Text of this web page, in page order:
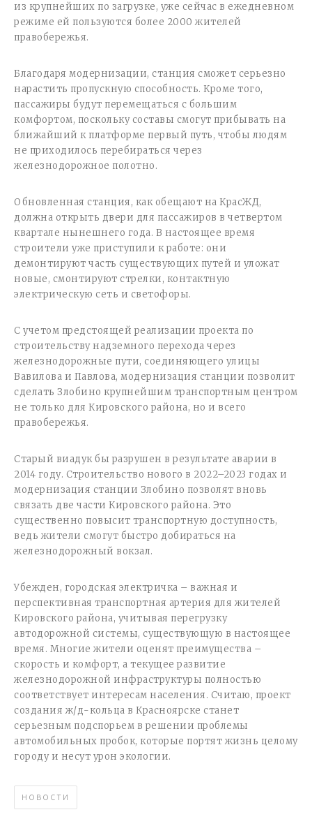
из крупнейших по загрузке, уже сейчас в ежедневном
режиме ей пользуются более 2000 жителей
правобережья.
Благодаря модернизации, станция сможет серьезно
нарастить пропускную способность. Кроме того,
пассажиры будут перемещаться с большим
комфортом, поскольку составы смогут прибывать на
ближайший к платформе первый путь, чтобы людям
не приходилось перебираться через
железнодорожное полотно.
Обновленная станция, как обещают на КрасЖД,
должна открыть двери для пассажиров в четвертом
квартале нынешнего года. В настоящее время
строители уже приступили к работе: они
демонтируют часть существующих путей и уложат
новые, смонтируют стрелки, контактную
электрическую сеть и светофоры.
С учетом предстоящей реализации проекта по
строительству надземного перехода через
железнодорожные пути, соединяющего улицы
Вавилова и Павлова, модернизация станции позволит
сделать Злобино крупнейшим транспортным центром
не только для Кировского района, но и всего
правобережья.
Старый виадук бы разрушен в результате аварии в
2014 году. Строительство нового в 2022–2023 годах и
модернизация станции Злобино позволят вновь
связать две части Кировского района. Это
существенно повысит транспортную доступность,
ведь жители смогут быстро добираться на
железнодорожный вокзал.
Убежден, городская электричка – важная и
перспективная транспортная артерия для жителей
Кировского района, учитывая перегрузку
автодорожной системы, существующую в настоящее
время. Многие жители оценят преимущества –
скорость и комфорт, а текущее развитие
железнодорожной инфраструктуры полностью
соответствует интересам населения. Считаю, проект
создания ж/д-кольца в Красноярске станет
серьезным подспорьем в решении проблемы
автомобильных пробок, которые портят жизнь целому
городу и несут урон экологии.
НОВОСТИ